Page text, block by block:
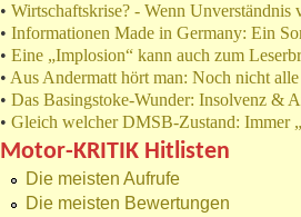
• Wirtschaftskrise? - Wenn Unverständnis
• Informationen Made in Germany: Ein
• Eine „Implosion“ kann auch zum
• Aus Andermatt hört man: Noch nicht
• Das Basingstoke-Wunder: Insolvenz &
• Gleich welcher DMSB-Zustand: Immer
Motor-KRITIK Hitlisten
Die meisten Aufrufe
Die meisten Bewertungen